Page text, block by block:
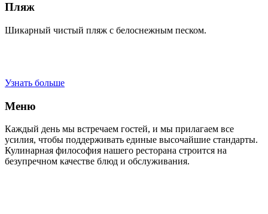
Пляж
Шикарный чистый пляж с белоснежным песком.
Узнать больше
Меню
Каждый день мы встречаем гостей, и мы прилагаем все
усилия, чтобы поддерживать единые высочайшие стандарты.
Кулинарная философия нашего ресторана строится на
безупречном качестве блюд и обслуживания.